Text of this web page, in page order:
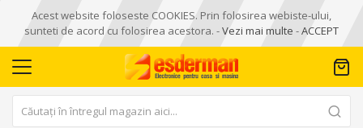
Acest website foloseste COOKIES. Prin folosirea webiste-ului,
sunteti de acord cu folosirea acestora. -Vezi mai multe -ACCEPT